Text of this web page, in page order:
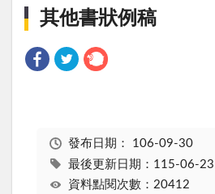
其他書狀例稿
發布日期： 106-09-30
最後更新日期：115-06-23
資料點閱次數：20412